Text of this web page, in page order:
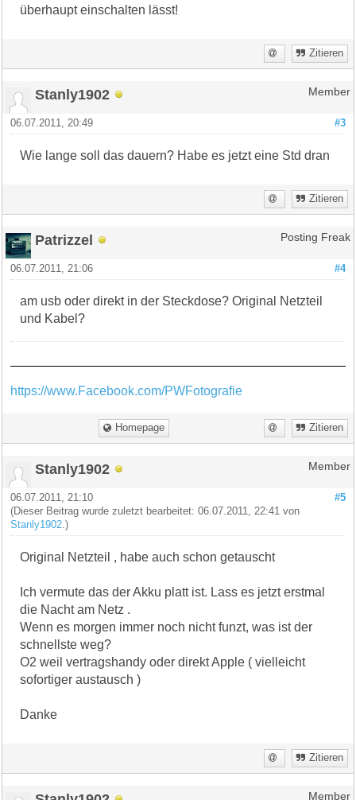
überhaupt einschalten lässt!
Zitieren
Stanly1902 Member
#3
06.07.2011, 20:49
Wie lange soll das dauern? Habe es jetzt eine Std dran
Zitieren
Patrizzel Posting Freak
#4
06.07.2011, 21:06
am usb oder direkt in der Steckdose? Original Netzteil
und Kabel?
https://www.Facebook.com/PWFotografie
Homepage Zitieren
Stanly1902 Member
#5
06.07.2011, 21:10
(Dieser Beitrag wurde zuletzt bearbeitet: 06.07.2011, 22:41 von
Stanly1902 .)
Original Netzteil , habe auch schon getauscht
Ich vermute das der Akku platt ist. Lass es jetzt erstmal
die Nacht am Netz .
Wenn es morgen immer noch nicht funzt, was ist der
schnellste weg?
O2 weil vertragshandy oder direkt Apple ( vielleicht
sofortiger austausch )
Danke
Zitieren
Member